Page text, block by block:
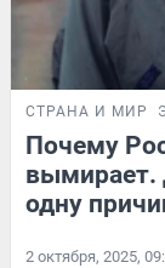
СТРАНА И МИР
Почему
вымирает.
одну
2 октября, 2025,